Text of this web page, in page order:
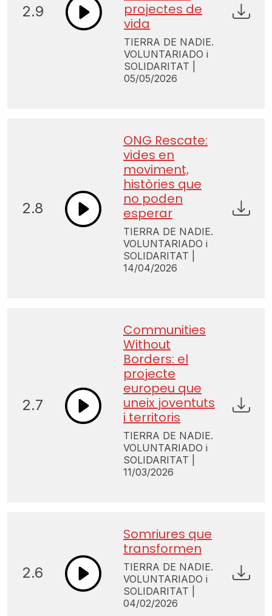
2.9
projectes de
vida
TIERRA DE NADIE.
VOLUNTARIADO i
SOLIDARITAT |
05/05/2026
2.8
ONG Rescate:
vides en
moviment,
històries que
no poden
esperar
TIERRA DE NADIE.
VOLUNTARIADO i
SOLIDARITAT |
14/04/2026
2.7
Communities
Without
Borders: el
projecte
europeu que
uneix joventuts
i territoris
TIERRA DE NADIE.
VOLUNTARIADO i
SOLIDARITAT |
11/03/2026
2.6
Somriures que
transformen
TIERRA DE NADIE.
VOLUNTARIADO i
SOLIDARITAT |
04/02/2026